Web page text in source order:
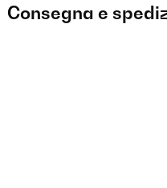
Consegna e